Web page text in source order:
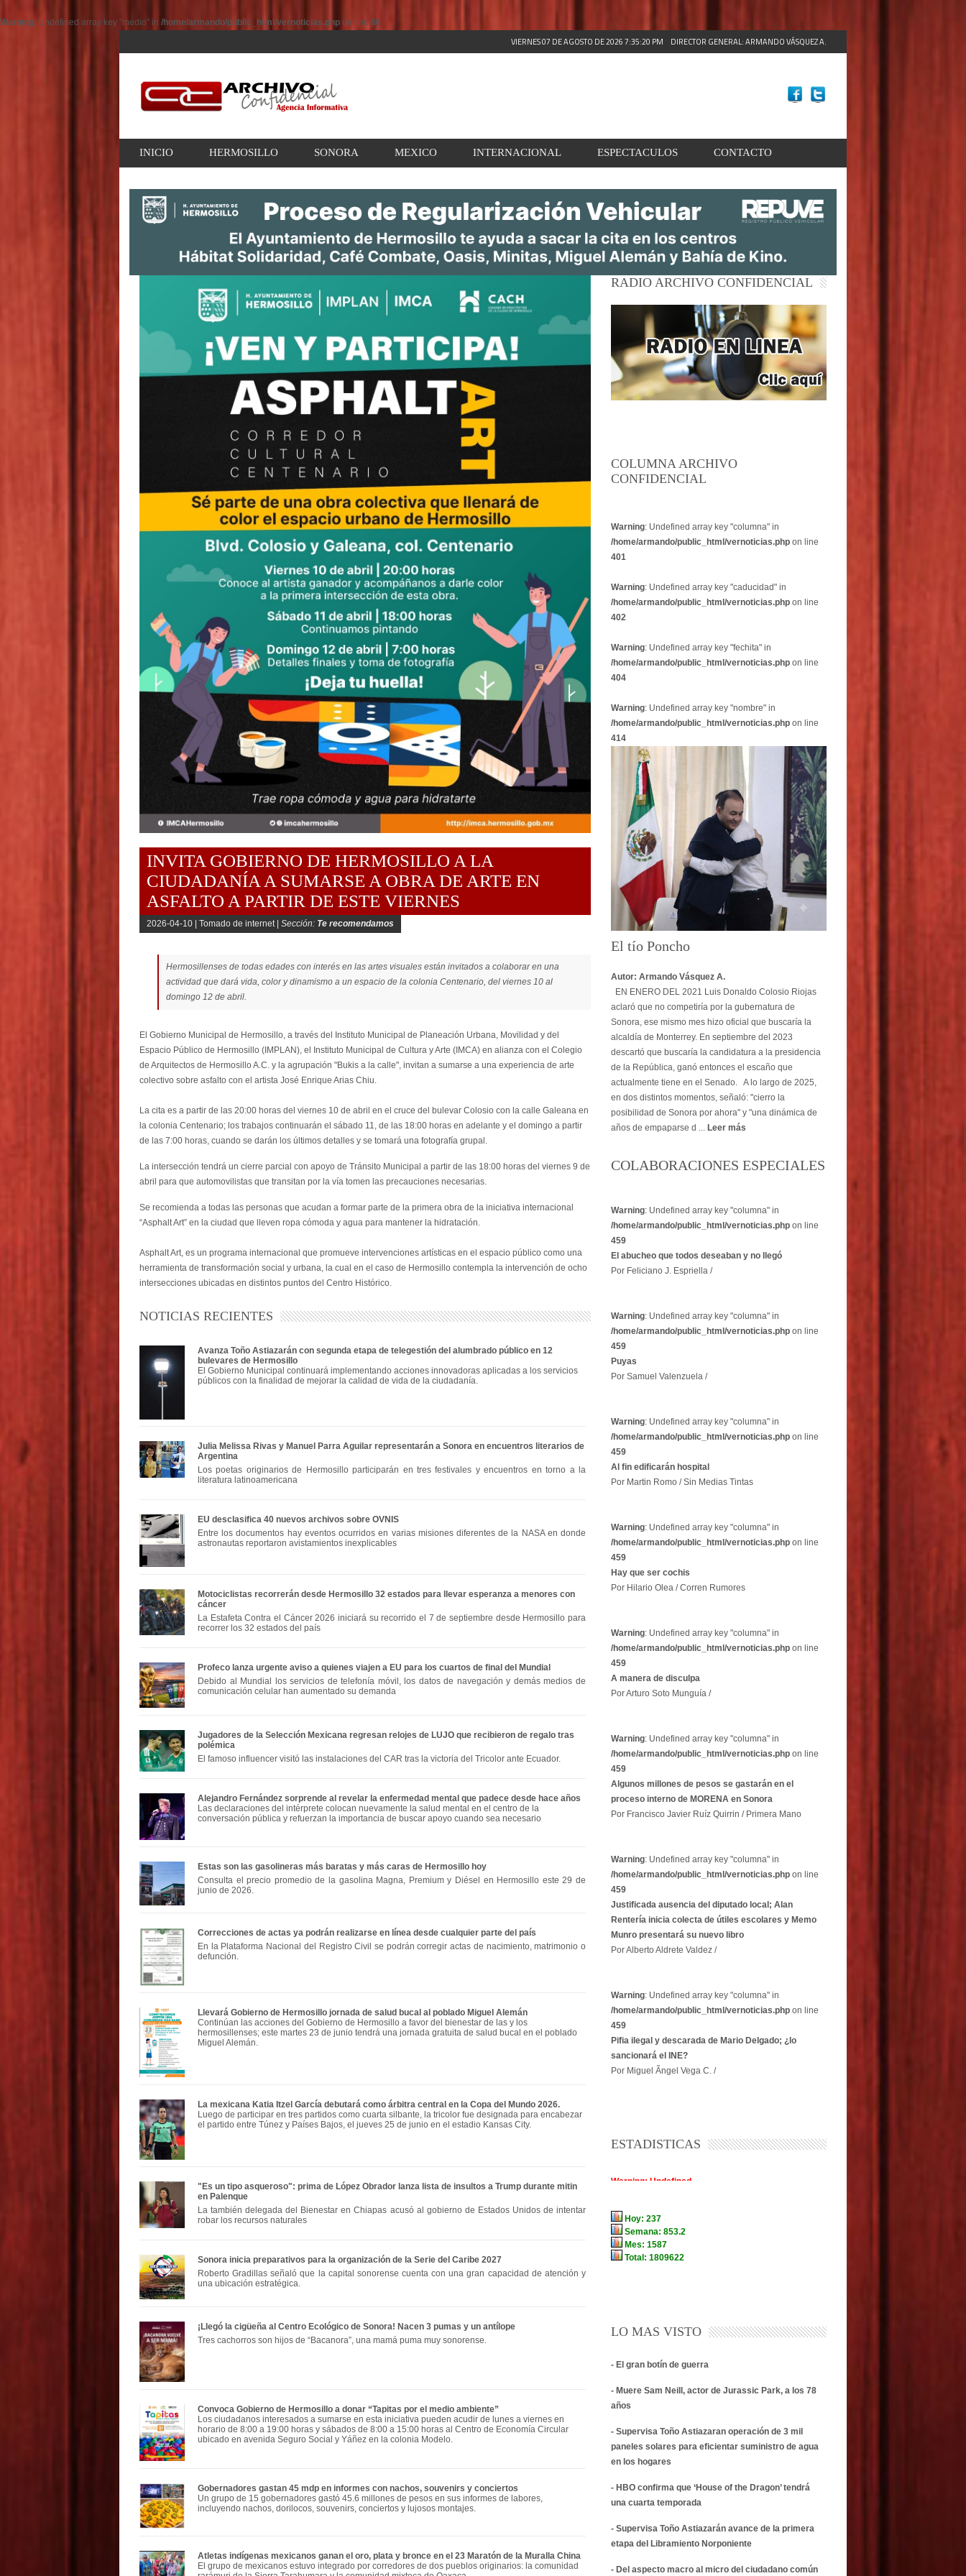
Warning: Undefined array key "medio" in /home/armando/public_html/vernoticias.php on line 86
VIERNES 07 DE AGOSTO DE 2026 7:35:22 PM DIRECTOR GENERAL: ARMANDO VÁSQUEZ A.
INICIO HERMOSILLO SONORA MEXICO INTERNACIONAL ESPECTACULOS CONTACTO
INVITA GOBIERNO DE HERMOSILLO A LA
CIUDADANÍA A SUMARSE A OBRA DE ARTE EN
ASFALTO A PARTIR DE ESTE VIERNES
2026-04-10 | Tomado de internet | Sección: Te recomendamos
Hermosillenses de todas edades con interés en las artes visuales están invitados a colaborar en una
actividad que dará vida, color y dinamismo a un espacio de la colonia Centenario, del viernes 10 al
domingo 12 de abril.
El Gobierno Municipal de Hermosillo, a través del Instituto Municipal de Planeación Urbana, Movilidad y del
Espacio Público de Hermosillo (IMPLAN), el Instituto Municipal de Cultura y Arte (IMCA) en alianza con el Colegio
de Arquitectos de Hermosillo A.C. y la agrupación "Bukis a la calle", invitan a sumarse a una experiencia de arte
colectivo sobre asfalto con el artista José Enrique Arias Chiu.
La cita es a partir de las 20:00 horas del viernes 10 de abril en el cruce del bulevar Colosio con la calle Galeana en
la colonia Centenario; los trabajos continuarán el sábado 11, de las 18:00 horas en adelante y el domingo a partir
de las 7:00 horas, cuando se darán los últimos detalles y se tomará una fotografía grupal.
La intersección tendrá un cierre parcial con apoyo de Tránsito Municipal a partir de las 18:00 horas del viernes 9 de
abril para que automovilistas que transitan por la vía tomen las precauciones necesarias.
Se recomienda a todas las personas que acudan a formar parte de la primera obra de la iniciativa internacional
“Asphalt Art” en la ciudad que lleven ropa cómoda y agua para mantener la hidratación.
Asphalt Art, es un programa internacional que promueve intervenciones artísticas en el espacio público como una
herramienta de transformación social y urbana, la cual en el caso de Hermosillo contempla la intervención de ocho
intersecciones ubicadas en distintos puntos del Centro Histórico.
NOTICIAS RECIENTES
Avanza Toño Astiazarán con segunda etapa de telegestión del alumbrado público en 12
bulevares de Hermosillo
El Gobierno Municipal continuará implementando acciones innovadoras aplicadas a los servicios
públicos con la finalidad de mejorar la calidad de vida de la ciudadanía.
Julia Melissa Rivas y Manuel Parra Aguilar representarán a Sonora en encuentros literarios de
Argentina
Los poetas originarios de Hermosillo participarán en tres festivales y encuentros en torno a la
literatura latinoamericana
EU desclasifica 40 nuevos archivos sobre OVNIS
Entre los documentos hay eventos ocurridos en varias misiones diferentes de la NASA en donde
astronautas reportaron avistamientos inexplicables
Motociclistas recorrerán desde Hermosillo 32 estados para llevar esperanza a menores con
cáncer
La Estafeta Contra el Cáncer 2026 iniciará su recorrido el 7 de septiembre desde Hermosillo para
recorrer los 32 estados del país
Profeco lanza urgente aviso a quienes viajen a EU para los cuartos de final del Mundial
Debido al Mundial los servicios de telefonía móvil, los datos de navegación y demás medios de
comunicación celular han aumentado su demanda
Jugadores de la Selección Mexicana regresan relojes de LUJO que recibieron de regalo tras
polémica
El famoso influencer visitó las instalaciones del CAR tras la victoria del Tricolor ante Ecuador.
Alejandro Fernández sorprende al revelar la enfermedad mental que padece desde hace años
Las declaraciones del intérprete colocan nuevamente la salud mental en el centro de la
conversación pública y refuerzan la importancia de buscar apoyo cuando sea necesario
Estas son las gasolineras más baratas y más caras de Hermosillo hoy
Consulta el precio promedio de la gasolina Magna, Premium y Diésel en Hermosillo este 29 de
junio de 2026.
Correcciones de actas ya podrán realizarse en línea desde cualquier parte del país
En la Plataforma Nacional del Registro Civil se podrán corregir actas de nacimiento, matrimonio o
defunción.
Llevará Gobierno de Hermosillo jornada de salud bucal al poblado Miguel Alemán
Continúan las acciones del Gobierno de Hermosillo a favor del bienestar de las y los
hermosillenses; este martes 23 de junio tendrá una jornada gratuita de salud bucal en el poblado
Miguel Alemán.
La mexicana Katia Itzel García debutará como árbitra central en la Copa del Mundo 2026.
Luego de participar en tres partidos como cuarta silbante, la tricolor fue designada para encabezar
el partido entre Túnez y Países Bajos, el jueves 25 de junio en el estadio Kansas City.
"Es un tipo asqueroso": prima de López Obrador lanza lista de insultos a Trump durante mitin
en Palenque
La también delegada del Bienestar en Chiapas acusó al gobierno de Estados Unidos de intentar
robar los recursos naturales
Sonora inicia preparativos para la organización de la Serie del Caribe 2027
Roberto Gradillas señaló que la capital sonorense cuenta con una gran capacidad de atención y
una ubicación estratégica.
¡Llegó la cigüeña al Centro Ecológico de Sonora! Nacen 3 pumas y un antílope
Tres cachorros son hijos de “Bacanora”, una mamá puma muy sonorense.
Convoca Gobierno de Hermosillo a donar “Tapitas por el medio ambiente”
Los ciudadanos interesados a sumarse en esta iniciativa pueden acudir de lunes a viernes en
horario de 8:00 a 19:00 horas y sábados de 8:00 a 15:00 horas al Centro de Economía Circular
ubicado en avenida Seguro Social y Yáñez en la colonia Modelo.
Gobernadores gastan 45 mdp en informes con nachos, souvenirs y conciertos
Un grupo de 15 gobernadores gastó 45.6 millones de pesos en sus informes de labores,
incluyendo nachos, dorilocos, souvenirs, conciertos y lujosos montajes.
Atletas indígenas mexicanos ganan el oro, plata y bronce en el 23 Maratón de la Muralla China
El grupo de mexicanos estuvo integrado por corredores de dos pueblos originarios: la comunidad
RADIO ARCHIVO CONFIDENCIAL
COLUMNA ARCHIVO
CONFIDENCIAL
Warning: Undefined array key "columna" in
/home/armando/public_html/vernoticias.php on line
401
Warning: Undefined array key "caducidad" in
/home/armando/public_html/vernoticias.php on line
402
Warning: Undefined array key "fechita" in
/home/armando/public_html/vernoticias.php on line
404
Warning: Undefined array key "nombre" in
/home/armando/public_html/vernoticias.php on line
414
El tío Poncho
Autor: Armando Vásquez A.
EN ENERO DEL 2021 Luis Donaldo Colosio Riojas
aclaró que no competiría por la gubernatura de
Sonora, ese mismo mes hizo oficial que buscaría la
alcaldía de Monterrey. En septiembre del 2023
descartó que buscaría la candidatura a la presidencia
de la República, ganó entonces el escaño que
actualmente tiene en el Senado. A lo largo de 2025,
en dos distintos momentos, señaló: "cierro la
posibilidad de Sonora por ahora" y "una dinámica de
años de empaparse d ... Leer más
COLABORACIONES ESPECIALES
Warning: Undefined array key "columna" in
/home/armando/public_html/vernoticias.php on line
459
El abucheo que todos deseaban y no llegó
Por Feliciano J. Espriella /
Warning: Undefined array key "columna" in
/home/armando/public_html/vernoticias.php on line
459
Puyas
Por Samuel Valenzuela /
Warning: Undefined array key "columna" in
/home/armando/public_html/vernoticias.php on line
459
Al fin edificarán hospital
Por Martin Romo / Sin Medias Tintas
Warning: Undefined array key "columna" in
/home/armando/public_html/vernoticias.php on line
459
Hay que ser cochis
Por Hilario Olea / Corren Rumores
Warning: Undefined array key "columna" in
/home/armando/public_html/vernoticias.php on line
459
A manera de disculpa
Por Arturo Soto Munguía /
Warning: Undefined array key "columna" in
/home/armando/public_html/vernoticias.php on line
459
Algunos millones de pesos se gastarán en el
proceso interno de MORENA en Sonora
Por Francisco Javier Ruíz Quirrin / Primera Mano
Warning: Undefined array key "columna" in
/home/armando/public_html/vernoticias.php on line
459
Justificada ausencia del diputado local; Alan
Rentería inicia colecta de útiles escolares y Memo
Munro presentará su nuevo libro
Por Alberto Aldrete Valdez /
Warning: Undefined array key "columna" in
/home/armando/public_html/vernoticias.php on line
459
Pifia ilegal y descarada de Mario Delgado; ¿lo
sancionará el INE?
Por Miguel Ãngel Vega C. /
ESTADISTICAS
LO MAS VISTO
- El gran botín de guerra
- Muere Sam Neill, actor de Jurassic Park, a los 78
años
- Supervisa Toño Astiazaran operación de 3 mil
paneles solares para eficientar suministro de agua
en los hogares
- HBO confirma que ‘House of the Dragon’ tendrá
una cuarta temporada
- Supervisa Toño Astiazarán avance de la primera
etapa del Libramiento Norponiente
- Del aspecto macro al micro del ciudadano común